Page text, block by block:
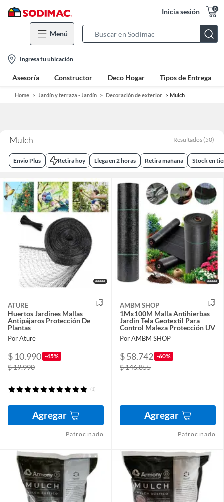
Inicia sesión 0
Menú
Bar
location-
icon
Ingresa tu ubicación
Asesoría Constructor Deco Hogar Tipos de Entrega
Home Jardín y terraza - Jardín Decoración de exterior Mulch
Mulch Resultados (50)
Envio Plus Retira hoy Llega en 2 horas Retira mañana Stock en
ATURE
Huertos Jardines Mallas
Antipájaros Protección De
Plantas
Por Ature
$ 10.990 -45%
$ 19.990
(1)
Agregar
Patrocinado
AMBM SHOP
1Mx100M Malla Antihierbas
Jardin Tela Geotextil Para
Control Maleza Protección UV
Por AMBM SHOP
$ 58.742 -60%
$ 146.855
Agregar
Patrocinado